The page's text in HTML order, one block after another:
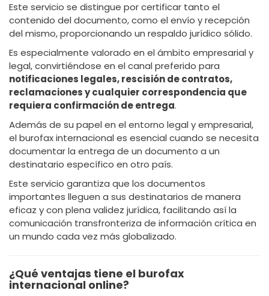
Este servicio se distingue por certificar tanto el
contenido del documento, como el envío y recepción
del mismo, proporcionando un respaldo jurídico sólido.
Es especialmente valorado en el ámbito empresarial y
legal, convirtiéndose en el canal preferido para
notificaciones legales, rescisión de contratos,
reclamaciones y cualquier correspondencia que
requiera confirmación de entrega.
Además de su papel en el entorno legal y empresarial,
el burofax internacional es esencial cuando se necesita
documentar la entrega de un documento a un
destinatario específico en otro país.
Este servicio garantiza que los documentos
importantes lleguen a sus destinatarios de manera
eficaz y con plena validez jurídica, facilitando así la
comunicación transfronteriza de información crítica en
un mundo cada vez más globalizado.
¿Qué ventajas tiene el burofax
internacional online?